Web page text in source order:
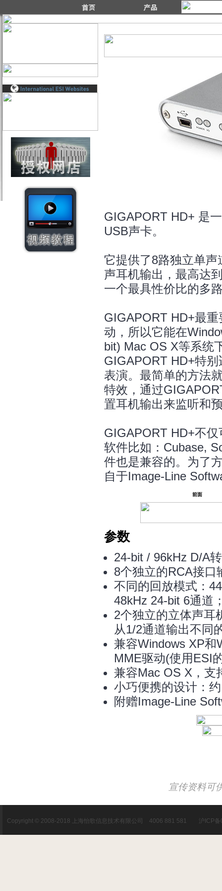
GIGAPORT HD+ 是
USB声卡。
它提供了8路独立单
声耳机输出，最高达
一个最具性价比的多
GIGAPORT HD+最
动，所以它能在
bit) Mac OS X等系统
GIGAPORT HD+特
表演。最简单的方法
特效，通过
置耳机输出来监听和
GIGAPORT HD+不
软件比如：Cubase,
件也是兼容的。为了
自于Image-Line
前面
参数
24-bit / 96kHz D/A
8个独立的RCA接口
不同的回放模式：
48kHz 24-bit 6通道
2个独立的立体声耳
从1/2通道输出不
兼容Windows XP和
MME驱动(使用ESI
兼容Mac OS X，支
小巧便携的设计：
附赠Image-Line
宣传资料可
Copyright © 2008-2018 上海怡歌信息技术有限公司 4006 881 581 沪ICP